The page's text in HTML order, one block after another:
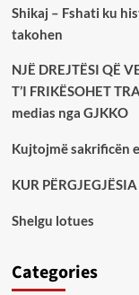
Shikaj – Fshati ku
takohen
NJË DREJTËSI QË
T’I FRIKËSOHET
medias nga GJKKO
Kujtojmë sakrificën
KUR
Shelgu lotues
Categories